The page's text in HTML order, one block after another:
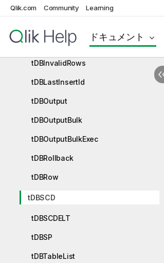
Qlik.com Community Learning
ドキュメント
tDBCommit
tDBInput
tDBInvalidRows
tDBLastInsertId
tDBOutput
tDBOutputBulk
tDBOutputBulkExec
tDBRollback
tDBRow
tDBSCD
tDBSCDELT
tDBSP
tDBTableList